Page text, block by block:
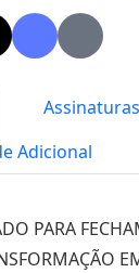
Assinaturas
Adicional
PARA